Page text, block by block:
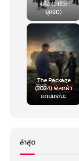
4คิง (อาชีวะ
ยุค90)
The Package
(2024) พัสดุฝ่า
แดนมรณะ
ล่าสุด